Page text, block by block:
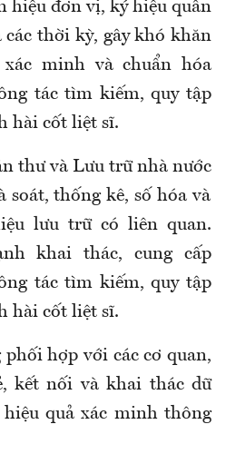
hiệu đơn vị, ký hiệu quân
các thời kỳ, gây khó khăn
minh và chuẩn hóa
tác tìm kiếm, quy tập
hài cốt liệt sĩ.
thư và Lưu trữ nhà nước
soát, thống kê, số hóa và
lưu trữ có liên quan.
khai thác, cung cấp
tác tìm kiếm, quy tập
hài cốt liệt sĩ.
phối hợp với các cơ quan,
kết nối và khai thác dữ
quả xác minh thông